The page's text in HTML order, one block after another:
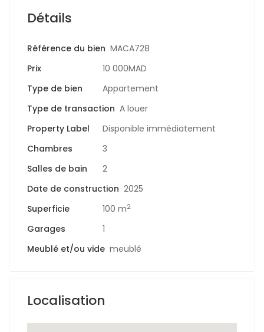
Détails
Référence du bien MACA728
Prix
10 000MAD
Type de bien
Appartement
Type de transaction A louer
Property Label
Disponible immédiatement
Chambres
3
Salles de bain
2
Date de construction 2025
Superficie
100 m2
Garages
1
Meublé et/ou vide meublé
Localisation